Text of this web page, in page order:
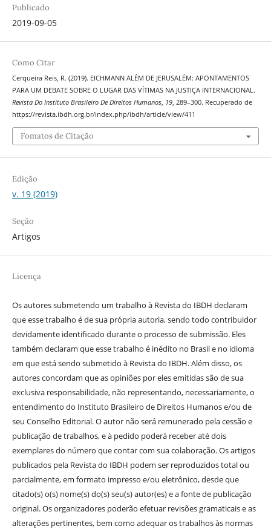
Publicado
2019-09-05
Como Citar
Cerqueira Reis, R. (2019). EICHMANN ALÉM DE JERUSALÉM: APONTAMENTOS
PARA UM DEBATE SOBRE O LUGAR DAS VÍTIMAS NA JUSTIÇA INTERNACIONAL.
Revista Do Instituto Brasileiro De Direitos Humanos, 19, 289–300. Recuperado de
https://revista.ibdh.org.br/index.php/ibdh/article/view/411
Fomatos de Citação
Edição
v. 19 (2019)
Seção
Artigos
Licença
Os autores submetendo um trabalho à Revista do IBDH declaram
que esse trabalho é de sua própria autoria, sendo todo contribuidor
devidamente identificado durante o processo de submissão. Eles
também declaram que esse trabalho é inédito no Brasil e no idioma
em que está sendo submetido à Revista do IBDH. Além disso, os
autores concordam que as opiniões por eles emitidas são de sua
exclusiva responsabilidade, não representando, necessariamente, o
entendimento do Instituto Brasileiro de Direitos Humanos e/ou de
seu Conselho Editorial. O autor não será remunerado pela cessão e
publicação de trabalhos, e à pedido poderá receber até dois
exemplares do número que contar com sua colaboração. Os artigos
publicados pela Revista do IBDH podem ser reproduzidos total ou
parcialmente, em formato impresso e/ou eletrônico, desde que
citado(s) o(s) nome(s) do(s) seu(s) autor(es) e a fonte de publicação
original. Os organizadores poderão efetuar revisões gramaticais e as
alterações pertinentes, bem como adequar os trabalhos às normas